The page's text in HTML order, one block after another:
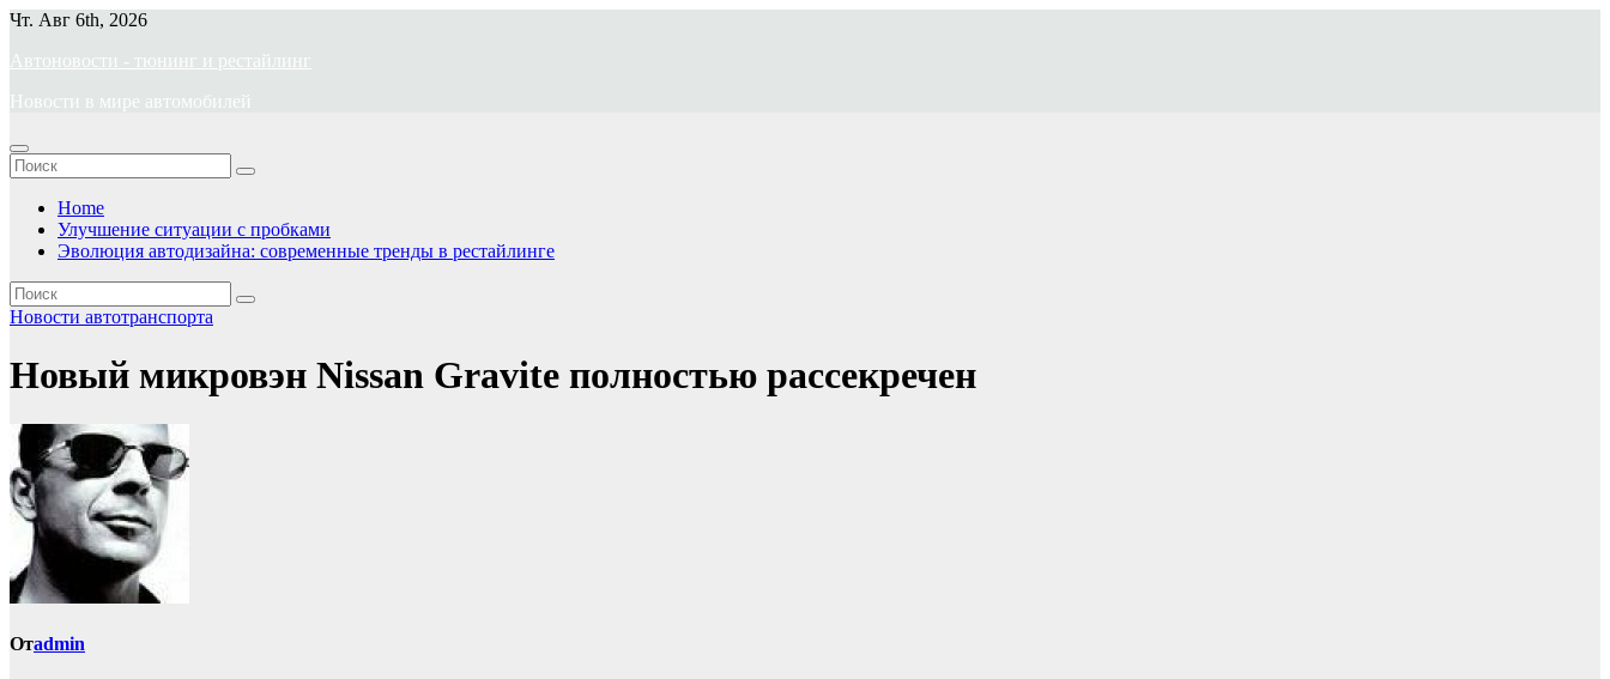
Перейти
содержимому
Чт. Авг 6th, 2026
Автоновости - тюнинг и рестайлинг
Новости в мире автомобилей
Home
Улучшение ситуации с пробками
Эволюция автодизайна: современные тренды в рестайлинге
Новости автотранспорта
Новый микровэн Nissan Gravite полностью рассекречен
Отadmin